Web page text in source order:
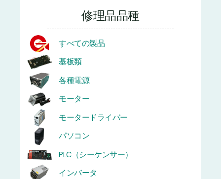
修理品品種
すべての製品
基板類
各種電源
モーター
モータードライバー
パソコン
PLC（シーケンサー）
インバータ